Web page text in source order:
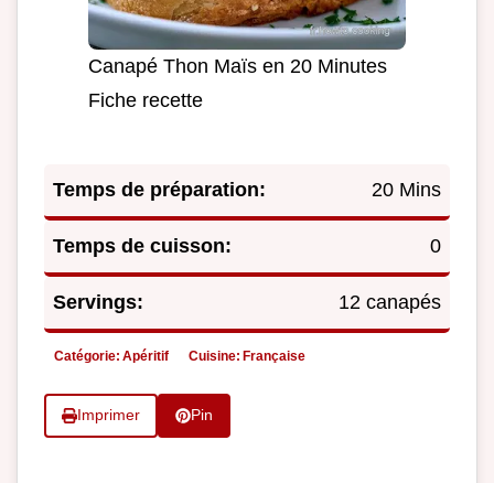
Canapé Thon Maïs en 20 Minutes
Fiche recette
Temps de préparation: 20 Mins
Temps de cuisson: 0
Servings: 12 canapés
Catégorie: Apéritif Cuisine: Française
Imprimer Pin